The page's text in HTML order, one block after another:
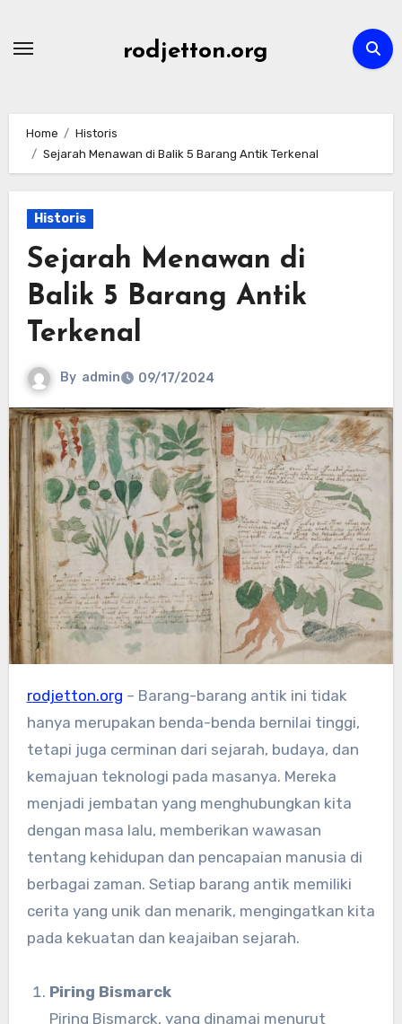
rodjetton.org
Home
Historis
Sejarah Menawan di Balik 5 Barang Antik Terkenal
Historis
Sejarah Menawan di
Balik 5 Barang Antik
Terkenal
By admin 09/17/2024
rodjetton.org – Barang-barang antik ini tidak
hanya merupakan benda-benda bernilai tinggi,
tetapi juga cerminan dari sejarah, budaya, dan
kemajuan teknologi pada masanya. Mereka
menjadi jembatan yang menghubungkan kita
dengan masa lalu, memberikan wawasan
tentang kehidupan dan pencapaian manusia di
berbagai zaman. Setiap barang antik memiliki
cerita yang unik dan menarik, mengingatkan kita
pada kekuatan dan keajaiban sejarah.
Piring Bismarck
Piring Bismarck, yang dinamai menurut